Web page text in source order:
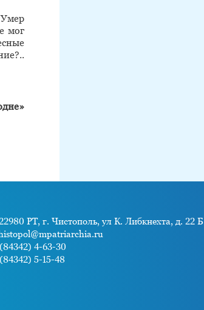
Умер
мог
РТ, г. Чистополь, ул К. Либкнехта, д. 22 Б
4-63-30
5-15-48